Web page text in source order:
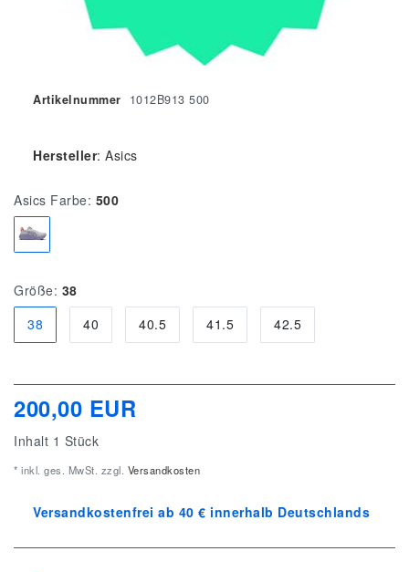
Artikelnummer 1012B913 500
Hersteller: Asics
Asics Farbe: 500
Größe: 38
38
40 40.5 41.5 42.5
200,00 EUR
Inhalt 1 Stück
* inkl. ges. MwSt. zzgl. Versandkosten
Versandkostenfrei ab 40 € innerhalb Deutschlands